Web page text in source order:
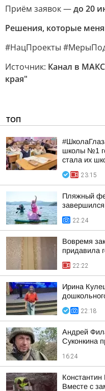
Приём заявок —до 20
Решения, которые
#НацПроекты
Источник: Канал в
края"
ТОП
школы №1
стала их
23:15
Пляжный
22:24
Вовремя
придавила
22:22
Ирина
22:18
Андрей
Суконкина
16:24
Константин
Вместе с